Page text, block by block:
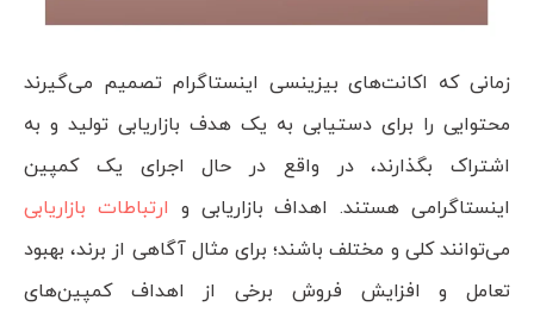
زمانی که اکانت‌های بیزینسی اینستاگرام تصمیم می‌گیرند
محتوایی را برای دستیابی به یک هدف بازاریابی تولید و به
اشتراک بگذارند، در واقع در حال اجرای یک کمپین
اینستاگرامی هستند. اهداف بازاریابی و ارتباطات بازاریابی
می‌توانند کلی و مختلف باشند؛ برای مثال آگاهی از برند، بهبود
تعامل و افزایش فروش برخی از اهداف کمپین‌های